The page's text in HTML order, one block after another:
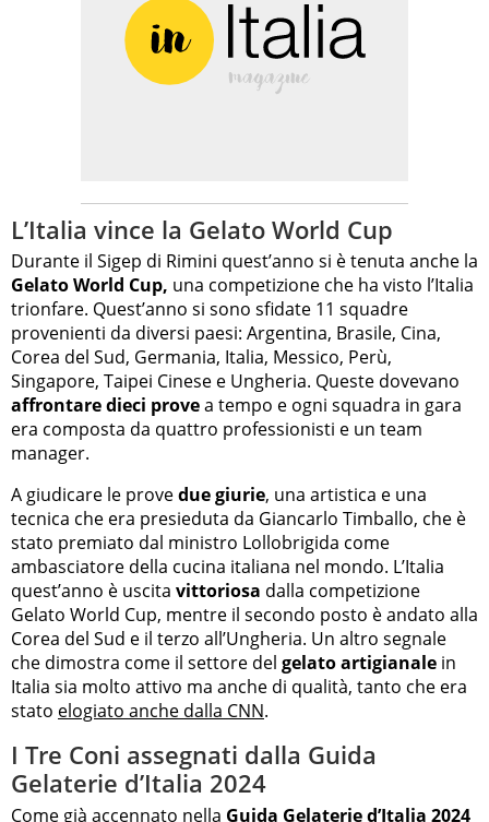
L’Italia vince la Gelato World Cup
Durante il Sigep di Rimini quest’anno si è tenuta anche la
Gelato World Cup, una competizione che ha visto l’Italia
trionfare. Quest’anno si sono sfidate 11 squadre
provenienti da diversi paesi: Argentina, Brasile, Cina,
Corea del Sud, Germania, Italia, Messico, Perù,
Singapore, Taipei Cinese e Ungheria. Queste dovevano
affrontare dieci provea tempo e ogni squadra in gara
era composta da quattro professionisti e un team
manager.
A giudicare le provedue giurie, una artistica e una
tecnica che era presieduta da Giancarlo Timballo, che è
stato premiato dal ministro Lollobrigida come
ambasciatore della cucina italiana nel mondo. L’Italia
quest’anno è uscita vittoriosa dalla competizione
Gelato World Cup, mentre il secondo posto è andato alla
Corea del Sud e il terzo all’Ungheria. Un altro segnale
che dimostra come il settore del gelato artigianale in
Italia sia molto attivo ma anche di qualità, tanto che era
stato elogiato anche dalla CNN.
I Tre Coni assegnati dalla Guida
Gelaterie d’Italia 2024
Come già accennato nella Guida Gelaterie d’Italia 2024